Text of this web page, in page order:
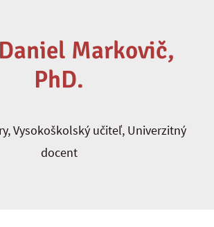
Markovič,
PhD.
Vysokoškolský učiteľ, Univerzitný
docent